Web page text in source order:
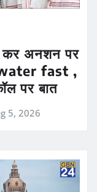
कर अनशन पर
water fast ,
पर बात
5, 2026